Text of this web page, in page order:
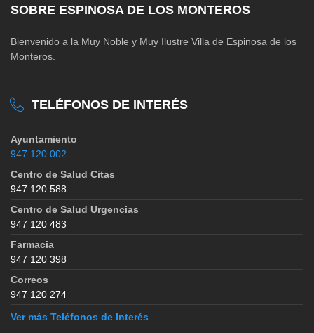
SOBRE ESPINOSA DE LOS MONTEROS
Bienvenido a la Muy Noble y Muy Ilustre Villa de Espinosa de los
Monteros.
TELÉFONOS DE INTERÉS
Ayuntamiento
947 120 002
Centro de Salud Citas
947 120 588
Centro de Salud Urgencias
947 120 483
Farmacia
947 120 398
Correos
947 120 274
Ver más Teléfonos de Interés